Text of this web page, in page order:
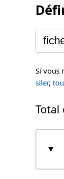
Si vous
siler,